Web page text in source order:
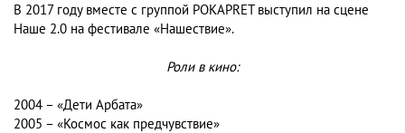
В 2017 году вместе с группой POKAPRET выступил на сцене
Наше 2.0 на фестивале «Нашествие».
Роли в кино:
2004 – «Дети Арбата»
2005 – «Космос как предчувствие»